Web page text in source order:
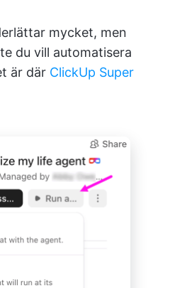
mycket, men
du vill automatisera
är där ClickUp Super